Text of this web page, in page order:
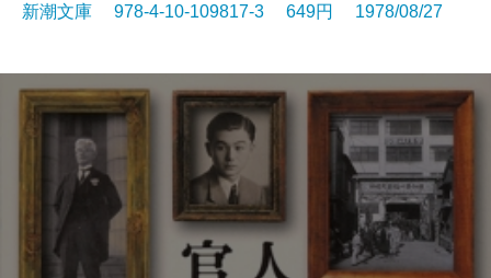
新潮文庫 978-4-10-109817-3 649円 1978/08/27